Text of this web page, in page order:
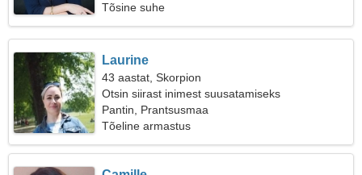
Tõsine suhe
Laurine
43 aastat, Skorpion
Otsin siirast inimest suusatamiseks
Pantin, Prantsusmaa
Tõeline armastus